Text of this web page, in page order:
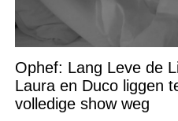
Ophef: Lang Leve de
Laura en Duco liggen
volledige show weg